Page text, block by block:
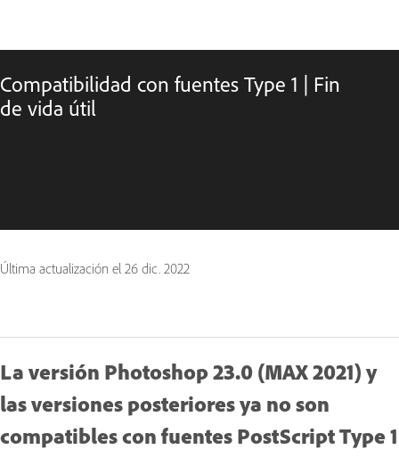
Compatibilidad con fuentes Type 1 | Fin
de vida útil
Última actualización el 26 dic. 2022
La versión Photoshop 23.0 (MAX 2021) y
las versiones posteriores ya no son
compatibles con fuentes PostScript Type 1